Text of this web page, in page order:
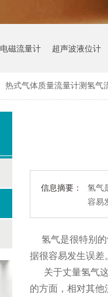
电磁流量计 超声波液位计
热式气体质量流量计测氢气
信息摘要：
氢气
容易
氢气是很特别的
据很容易发生误差。
关于丈量氢气这
的方面，相对其他